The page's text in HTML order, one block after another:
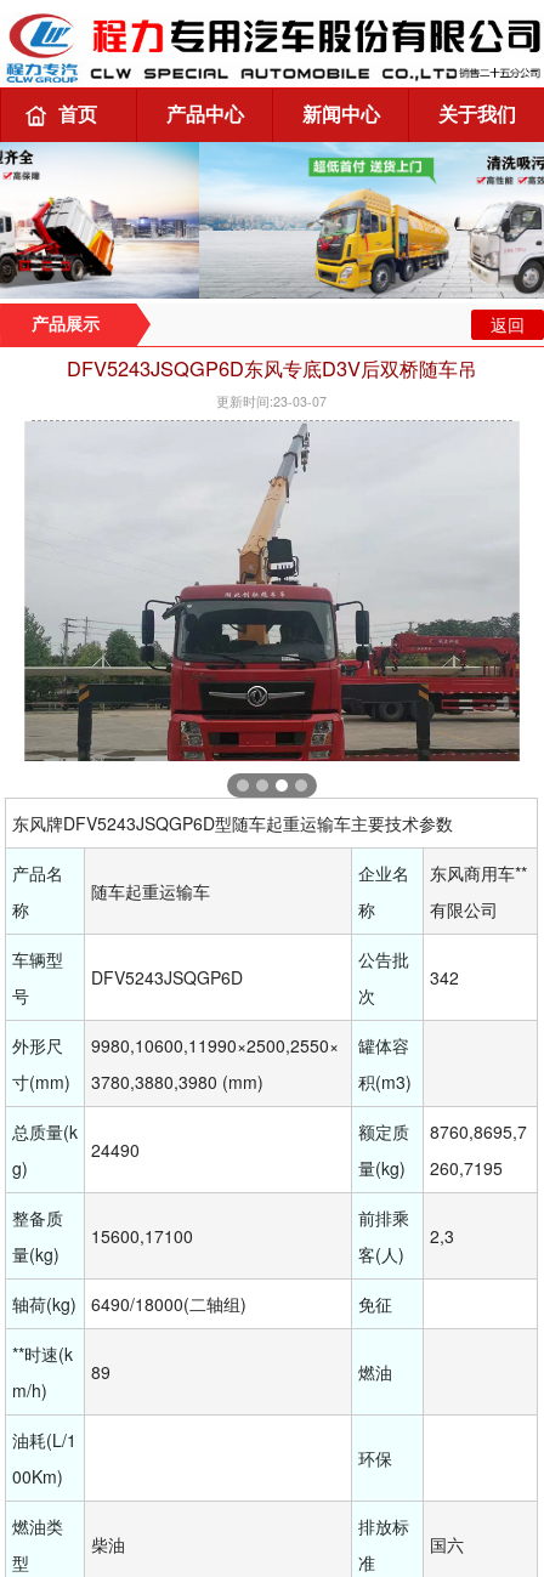
首页 产品中心 新闻中心 关于我们
产品展示 返回
DFV5243JSQGP6D东风专底D3V后双桥随车吊
更新时间:23-03-07
东风牌DFV5243JSQGP6D型随车起重运输车主要技术参数
产品名
称
随车起重运输车
企业名
称
东风商用车**
有限公司
车辆型
号
DFV5243JSQGP6D
公告批
次
342
外形尺
寸(mm)
9980,10600,11990×2500,2550×
3780,3880,3980 (mm)
罐体容
积(m3)
总质量(k
g)
24490
额定质
量(kg)
8760,8695,7
260,7195
整备质
量(kg)
15600,17100
前排乘
客(人)
2,3
轴荷(kg) 6490/18000(二轴组) 免征
**时速(k
m/h)
89 燃油
油耗(L/1
00Km)
环保
燃油类
型
柴油
排放标
准
国六